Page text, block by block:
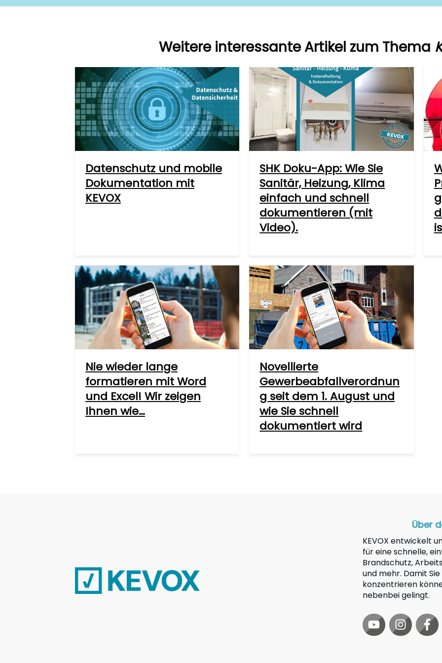
Weitere interessante Artikel zum Thema
Datenschutz und mobile
Dokumentation mit
KEVOX
SHK Doku-App: Wie Sie
Sanitär, Heizung, Klima
einfach und schnell
dokumentieren (mit
Video).
Nie wieder lange
formatieren mit Word
und Excel! Wir zeigen
Ihnen wie…
Novellierte
Gewerbeabfallverordnun
g seit dem 1. August und
wie Sie schnell
dokumentiert wird
Über
KEVOX entwickelt
für eine schnelle,
Brandschutz,
und mehr. Damit
konzentrieren
nebenbei gelingt.